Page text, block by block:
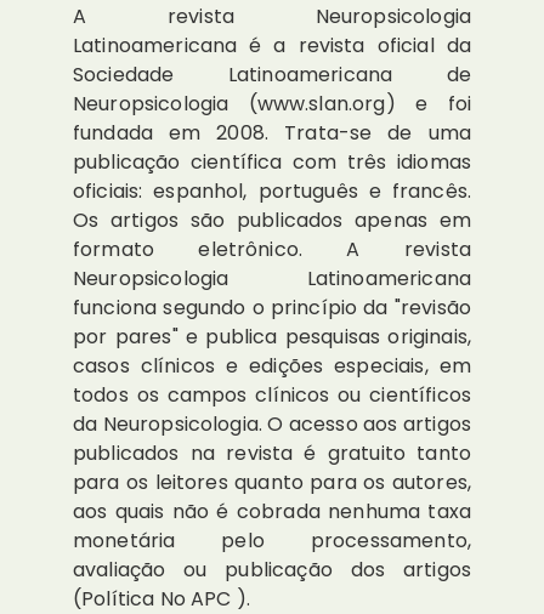
A revista Neuropsicologia
Latinoamericana é a revista oficial da
Sociedade Latinoamericana de
Neuropsicologia (www.slan.org) e foi
fundada em 2008. Trata-se de uma
publicação científica com três idiomas
oficiais: espanhol, português e francês.
Os artigos são publicados apenas em
formato eletrônico. A revista
Neuropsicologia Latinoamericana
funciona segundo o princípio da "revisão
por pares" e publica pesquisas originais,
casos clínicos e edições especiais, em
todos os campos clínicos ou científicos
da Neuropsicologia. O acesso aos artigos
publicados na revista é gratuito tanto
para os leitores quanto para os autores,
aos quais não é cobrada nenhuma taxa
monetária pelo processamento,
avaliação ou publicação dos artigos
(Política No APC ).